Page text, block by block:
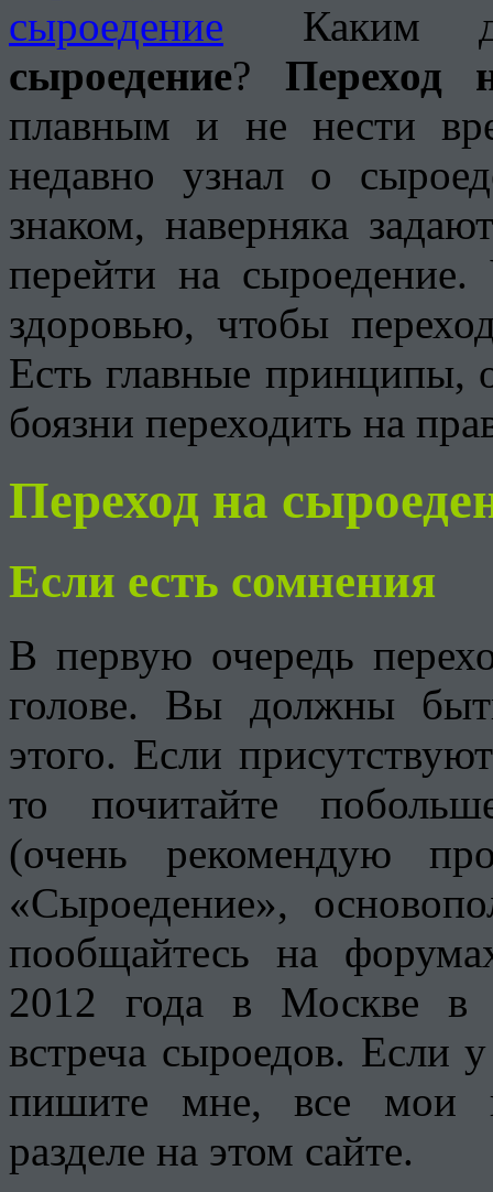
Каким
сыроедение? Переход
плавным и не нести
недавно узнал о
знаком, наверняка
перейти на
здоровью, чтобы
Есть главные принципы,
боязни переходить на
Переход на
Если есть сомнения
В первую очередь
голове. Вы должны
этого. Если
то почитайте
(очень рекомендую
«Сыроедение»,
пообщайтесь на
2012 года в Москве в
встреча сыроедов. Если
пишите мне, все мои
разделе на этом сайте.